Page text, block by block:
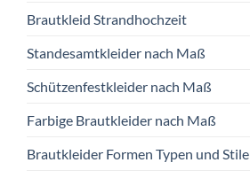
Brautkleid Strandhochzeit
Standesamtkleider nach Maß
Schützenfestkleider nach Maß
Farbige Brautkleider nach Maß
Brautkleider Formen Typen und Stile